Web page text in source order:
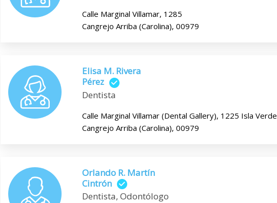
Calle Marginal Villamar, 1285
Cangrejo Arriba (Carolina), 00979
Elisa M. Rivera
Pérez
Dentista
Calle Marginal Villamar (Dental Gallery), 1225 Isla Verde
Cangrejo Arriba (Carolina), 00979
Orlando R. Martín
Cintrón
Dentista, Odontólogo